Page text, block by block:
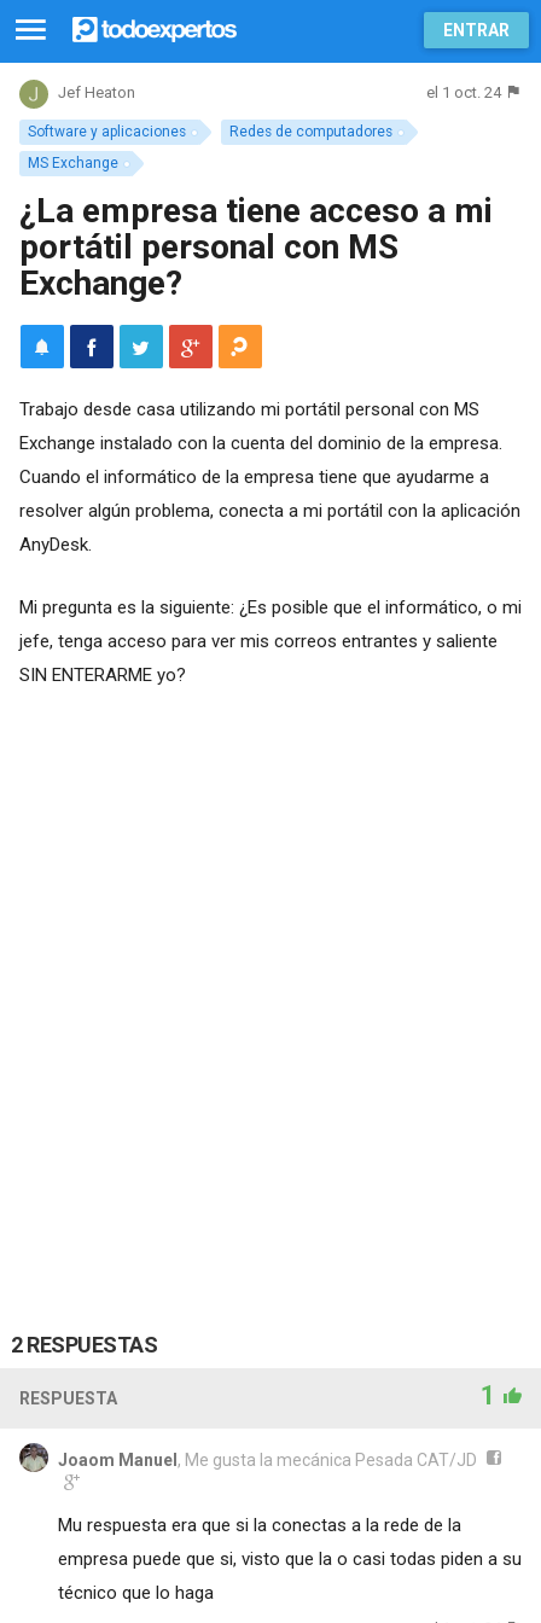
ENTRAR
Software y aplicaciones
Redes de computadores
MS Exchange
Jef Heaton el 1 oct. 24
¿La empresa tiene acceso a mi
portátil personal con MS
Exchange?
Trabajo desde casa utilizando mi portátil personal con MS
Exchange instalado con la cuenta del dominio de la empresa.
Cuando el informático de la empresa tiene que ayudarme a
resolver algún problema, conecta a mi portátil con la aplicación
AnyDesk.
Mi pregunta es la siguiente: ¿Es posible que el informático, o mi
jefe, tenga acceso para ver mis correos entrantes y saliente
SIN ENTERARME yo?
2 RESPUESTAS
RESPUESTA 1
Joaom Manuel , Me gusta la mecánica Pesada CAT/JD
Mu respuesta era que si la conectas a la rede de la
empresa puede que si, visto que la o casi todas piden a su
técnico que lo haga